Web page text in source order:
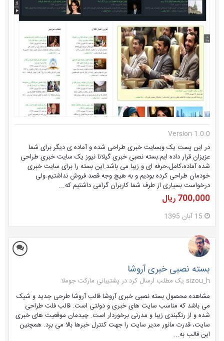
Version 1.0.0
در این پست یک وبسایت خبری طراحی شده و آماده ی دیگر برای شما
عزیزان قرار داده ایم.بسته نصبی خبری گیلانا نیوز یک سایت خبری طراحی
شده آماده،کامل،حرفه ای و زیبا می باشد.این بسته را برای سایت خبری
خودمان طراحی کرده بودیم و به هیچ وجه قصد فروش نداشتیم.ولی
درخواست بسیاری از طرف شما کاربران گرامی داشتیم که...
700٬000 ریال
15 آبان 1395
بسته نصبی خبری آروشا
sizou_h یک مطلب ارسال کرد در
پشتیبانی مارکت جوملا
مشاهده محصول بسته نصبی خبری آروشا قالب آروشا طرحی جدید و شیک
می باشد که مناسب سایت های خبری و دولتی است. قالب فلت طراحی
شده و از رنگبندی زیبا و مدرنی برخوردار است. چیدمان موقعیت های خبری
سایت، قدرت مانور مدیر سایت را جهت کنترل خبرها بالا می برد. همچنین
این قالب به...